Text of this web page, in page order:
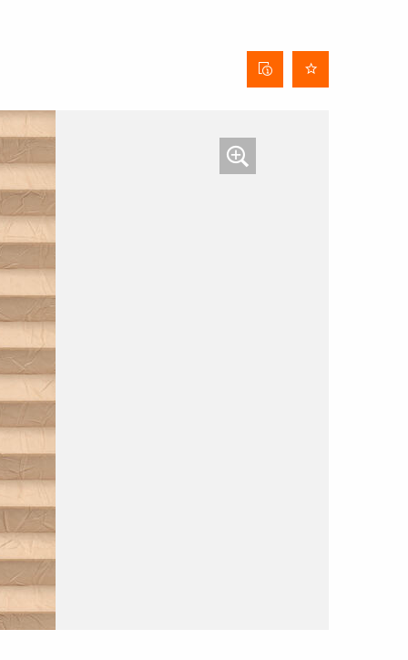
Behangdatenblatt